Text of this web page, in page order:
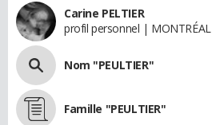
Carine PELTIER
profil personnel | MONTRÉAL
Nom "PEULTIER"
Famille "PEULTIER"